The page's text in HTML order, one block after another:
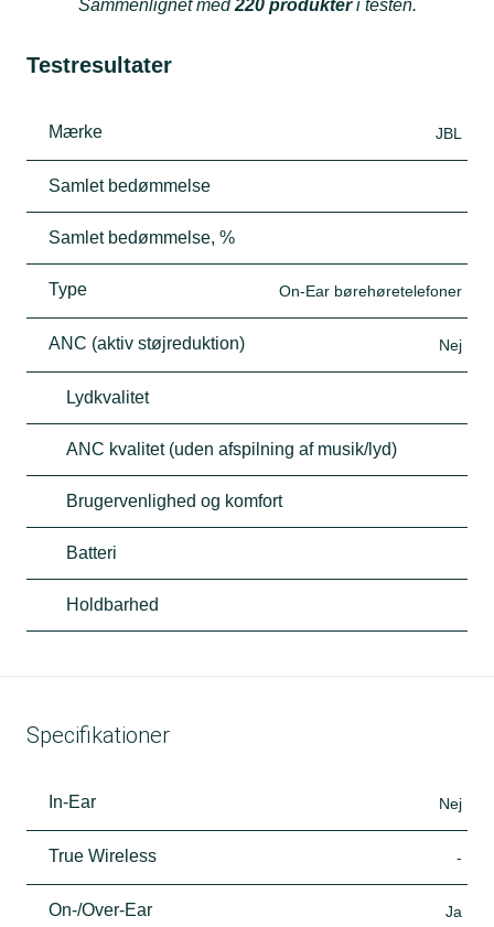
Sammenlignet med220 produkteri testen.
Testresultater
Mærke JBL
Samlet bedømmelse
Samlet bedømmelse, %
Type On-Ear børehøretelefoner
ANC (aktiv støjreduktion) Nej
Lydkvalitet
ANC kvalitet (uden afspilning af musik/lyd)
Brugervenlighed og komfort
Batteri
Holdbarhed
Specifikationer
In-Ear Nej
True Wireless -
On-/Over-Ear Ja